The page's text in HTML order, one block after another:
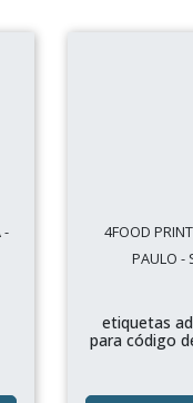
-
4FOOD
PAULO -
etiquetas
para código